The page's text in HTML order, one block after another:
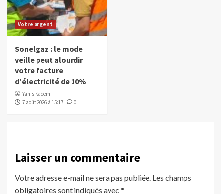
Votre argent
Sonelgaz : le mode
veille peut alourdir
votre facture
d’électricité de 10%
Yanis Kacem
7 août 2026 à 15:17
0
Laisser un commentaire
Votre adresse e-mail ne sera pas publiée. Les champs
obligatoires sont indiqués avec *